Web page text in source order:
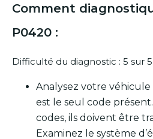
Comment
P0420 :
Difficulté du diagnostic : 5 sur 5
Analysez votre
est le seul code présent.
codes, ils doivent être
Examinez le système